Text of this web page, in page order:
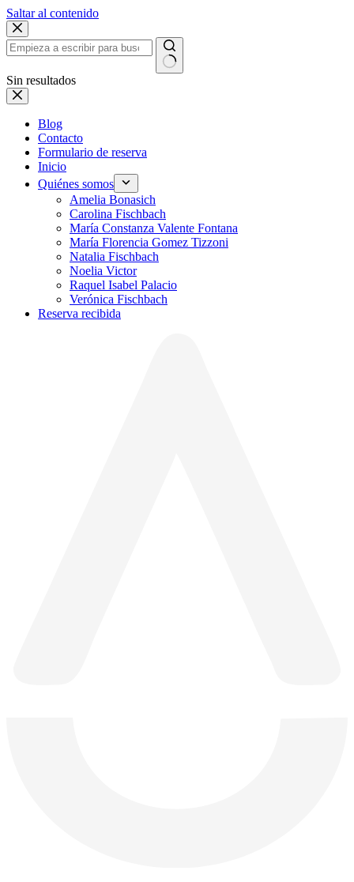
Saltar al contenido
Sin resultados
Blog
Contacto
Formulario de reserva
Inicio
Quiénes somos
Amelia Bonasich
Carolina Fischbach
María Constanza Valente Fontana
María Florencia Gomez Tizzoni
Natalia Fischbach
Noelia Victor
Raquel Isabel Palacio
Verónica Fischbach
Reserva recibida